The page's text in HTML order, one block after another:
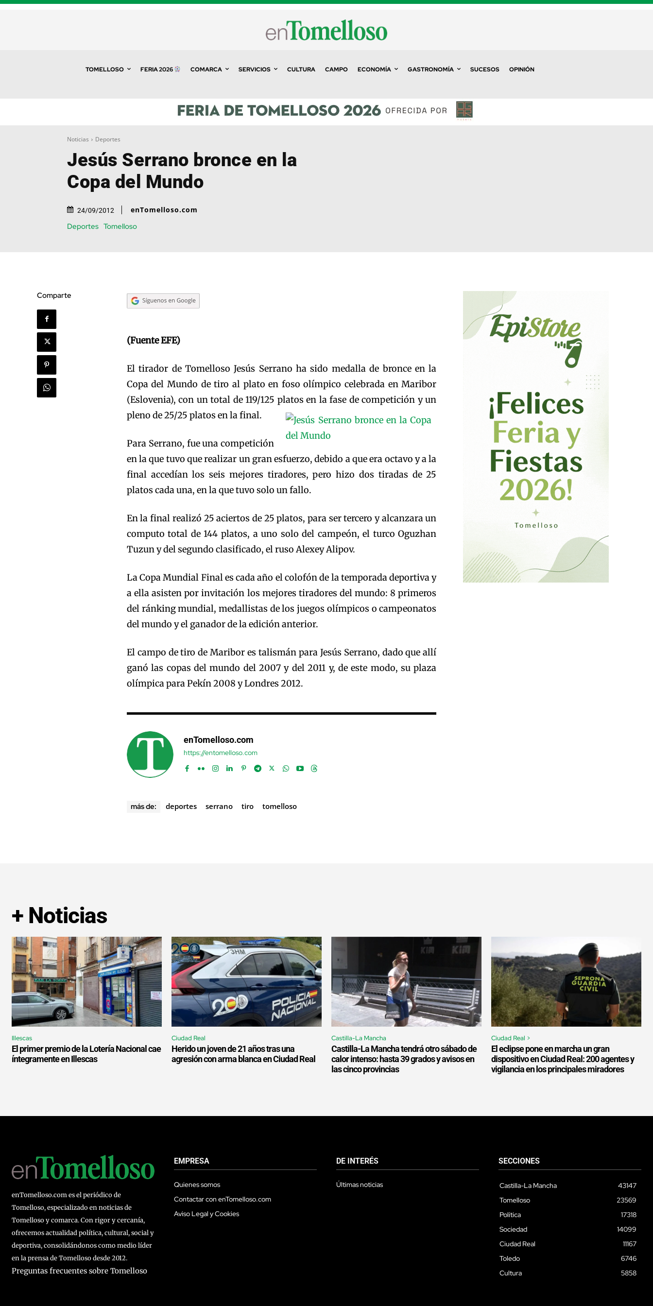
TOMELLOSO FERIA 2026 COMARCA SERVICIOS CULTURA CAMPO ECONOMÍA GASTRONOMÍA SUCESOS OPINIÓN
Noticias Deportes
Jesús Serrano bronce en la
Copa del Mundo
24/09/2012 enTomelloso.com
Deportes Tomelloso
Comparte
(Fuente EFE)
El tirador de Tomelloso Jesús Serrano ha sido medalla de bronce en la
Copa del Mundo de tiro al plato en foso olímpico celebrada en Maribor
(Eslovenia), con un total de 119/125 platos en la fase de competición y un
pleno de 25/25 platos en la final.
Para Serrano, fue una competición
en la que tuvo que realizar un gran esfuerzo, debido a que era octavo y a la
final accedían los seis mejores tiradores, pero hizo dos tiradas de 25
platos cada una, en la que tuvo solo un fallo.
En la final realizó 25 aciertos de 25 platos, para ser tercero y alcanzara un
computo total de 144 platos, a uno solo del campeón, el turco Oguzhan
Tuzun y del segundo clasificado, el ruso Alexey Alipov.
La Copa Mundial Final es cada año el colofón de la temporada deportiva y
a ella asisten por invitación los mejores tiradores del mundo: 8 primeros
del ránking mundial, medallistas de los juegos olímpicos o campeonatos
del mundo y el ganador de la edición anterior.
El campo de tiro de Maribor es talismán para Jesús Serrano, dado que allí
ganó las copas del mundo del 2007 y del 2011 y, de este modo, su plaza
olímpica para Pekín 2008 y Londres 2012.
enTomelloso.com
https://entomelloso.com
más de: deportes serrano tiro tomelloso
+ Noticias
Illescas
El primer premio de la Lotería Nacional cae
íntegramente en Illescas
Ciudad Real
Herido un joven de 21 años tras una
agresión con arma blanca en Ciudad Real
Castilla-La Mancha
Castilla-La Mancha tendrá otro sábado de
calor intenso: hasta 39 grados y avisos en
las cinco provincias
Ciudad Real >
El eclipse pone en marcha un gran
dispositivo en Ciudad Real: 200 agentes y
vigilancia en los principales miradores
enTomelloso.com es el periódico de
Tomelloso, especializado en noticias de
Tomelloso y comarca. Con rigor y cercanía,
ofrecemos actualidad política, cultural, social y
deportiva, consolidándonos como medio líder
en la prensa de Tomelloso desde 2012.
Preguntas frecuentes sobre Tomelloso
EMPRESA
Quienes somos
Contactar con enTomelloso.com
Aviso Legal y Cookies
DE INTERÉS
Últimas noticias
SECCIONES
Castilla-La Mancha
43147
Tomelloso
23569
Política
17318
Sociedad
14099
Ciudad Real
11167
Toledo
6746
Cultura
5858